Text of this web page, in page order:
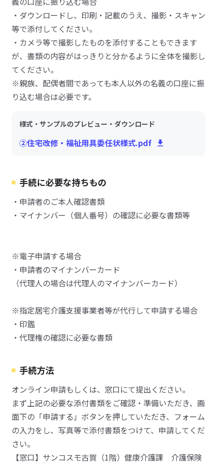
・ダウンロードし、印刷・記載のうえ、撮影・スキャン
等で添付してください。
・カメラ等で撮影したものを添付することもできます
が、書類の内容がはっきりと分かるように全体を撮影し
てください。
※親族、配偶者間であっても本人以外の名義の口座に振
り込む場合は必要です。
様式・サンプルのプレビュー・ダウンロード
②住宅改修・福祉用具委任状様式.pdf
手続に必要な持ちもの
・申請者のご本人確認書類
・マイナンバー（個人番号）の確認に必要な書類等
※電子申請する場合
・申請者のマイナンバーカード
（代理人の場合は代理人のマイナンバーカード）
※指定居宅介護支援事業者等が代行して申請する場合
・印鑑
・代理権の確認に必要な書類
手続方法
オンライン申請もしくは、窓口にて提出ください。
まず上記の必要な添付書類をご確認・準備いただき、画
面下の「申請する」ボタンを押していただき、フォーム
の入力をし、写真等で添付書類をつけて、申請してくだ
さい。
【窓口】サンコスモ古賀（1階）健康介護課 介護保険